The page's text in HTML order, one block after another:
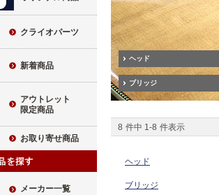
クライオパーツ
新着商品
アウトレット
限定商品
お取り寄せ商品
メーカー一覧
ヘッド
ブリッジ
8 件中 1-8 件表示
ヘッド
ブリッジ